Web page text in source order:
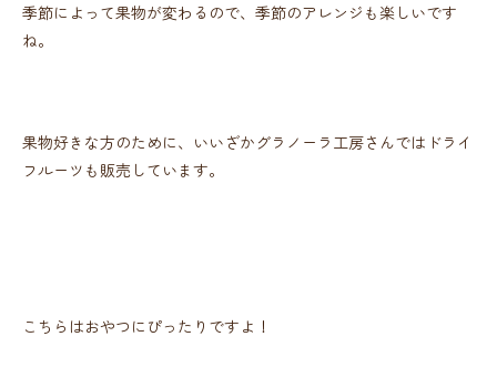
季節によって果物が変わるので、季節のアレンジも楽しいです
ね。
果物好きな方のために、いいざかグラノーラ工房さんではドライ
フルーツも販売しています。
こちらはおやつにぴったりですよ！